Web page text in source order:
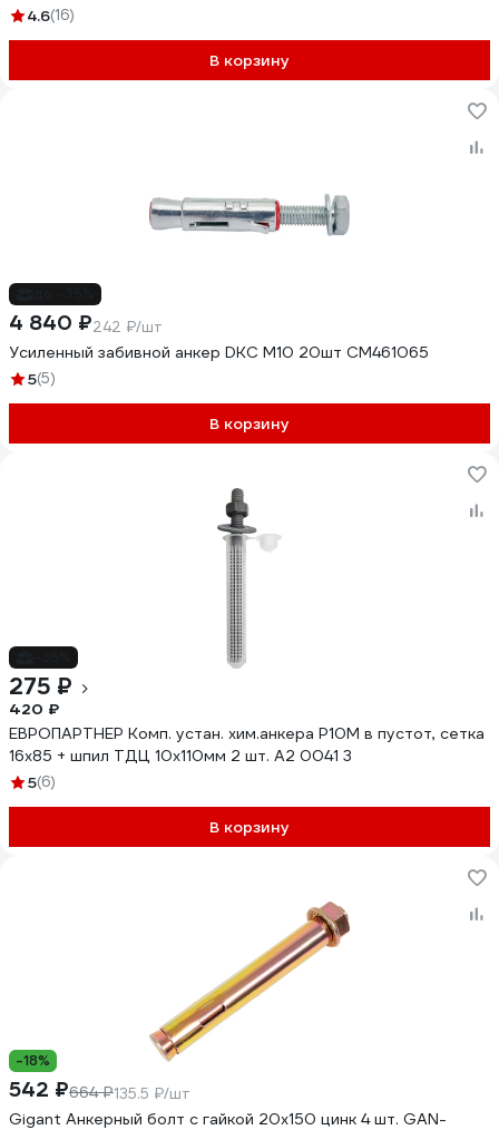
4.6(16)
В корзину
4 840 ₽242 ₽/шт
Усиленный забивной анкер DKC М10 20шт CM461065
5(5)
В корзину
275 ₽
420 ₽
ЕВРОПАРТНЕР Комп. устан. хим.анкера P10M в пустот, сетка
16х85 + шпил ТДЦ 10х110мм 2 шт. A2 0041 3
5(6)
В корзину
-18%
542 ₽664 ₽135.5 ₽/шт
Gigant Анкерный болт с гайкой 20x150 цинк 4 шт. GAN-